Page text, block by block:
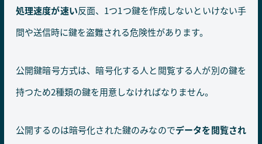
処理速度が速い反面、1つ1つ鍵を作成しないといけない手
間や送信時に鍵を盗難される危険性があります。
公開鍵暗号方式は、暗号化する人と閲覧する人が別の鍵を
持つため2種類の鍵を用意しなければなりません。
公開するのは暗号化された鍵のみなのでデータを閲覧され